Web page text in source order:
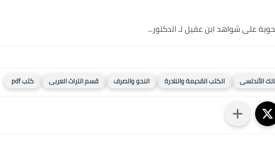
على شواهد ابن عقيل لـ الدكتور...
الأندلسى الكتب القديمة والنادرة النحو والصرف قسم التراث العربى كتب pdf